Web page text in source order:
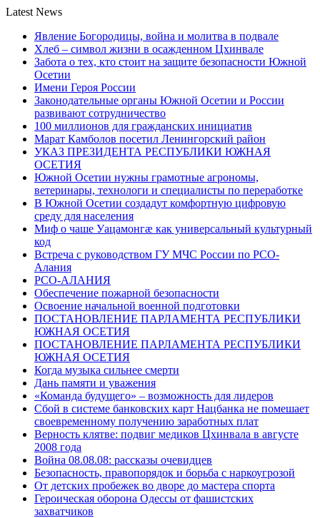
Latest News
Явление Богородицы, война и молитва в подвале
Хлеб – символ жизни в осажденном Цхинвале
Забота о тех, кто стоит на защите безопасности Южной
Осетии
Имени Героя России
Законодательные органы Южной Осетии и России
развивают сотрудничество
100 миллионов для гражданских инициатив
Марат Камболов посетил Ленингорский район
УКАЗ ПРЕЗИДЕНТА РЕСПУБЛИКИ ЮЖНАЯ
ОСЕТИЯ
Южной Осетии нужны грамотные агрономы,
ветеринары, технологи и специалисты по переработке
В Южной Осетии создадут комфортную цифровую
среду для населения
Миф о чаше Уацамонгæ как универсальный культурный
код
Встреча с руководством ГУ МЧС России по РСО-
Алания
РСО-АЛАНИЯ
Обеспечение пожарной безопасности
Освоение начальной военной подготовки
ПОСТАНОВЛЕНИЕ ПАРЛАМЕНТА РЕСПУБЛИКИ
ЮЖНАЯ ОСЕТИЯ
ПОСТАНОВЛЕНИЕ ПАРЛАМЕНТА РЕСПУБЛИКИ
ЮЖНАЯ ОСЕТИЯ
Когда музыка сильнее смерти
Дань памяти и уважения
«Команда будущего» – возможность для лидеров
Сбой в системе банковских карт Нацбанка не помешает
своевременному получению заработных плат
Верность клятве: подвиг медиков Цхинвала в августе
2008 года
Война 08.08.08: рассказы очевидцев
Безопасность, правопорядок и борьба с наркоугрозой
От детских пробежек во дворе до мастера спорта
Героическая оборона Одессы от фашистских
захватчиков